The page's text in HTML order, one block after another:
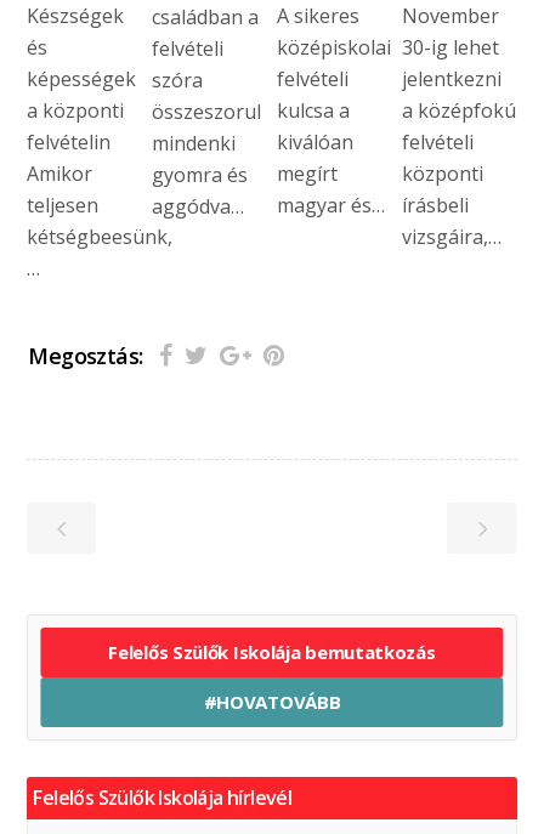
Készségek
és
képességek
a központi
felvételin
Amikor
teljesen
kétségbeesünk,
…
családban a
felvételi
szóra
összeszorul
mindenki
gyomra és
aggódva…
A sikeres
középiskolai
felvételi
kulcsa a
kiválóan
megírt
magyar és…
November
30-ig lehet
jelentkezni
a középfokú
felvételi
központi
írásbeli
vizsgáira,…
Megosztás:
Felelős Szülők Iskolája bemutatkozás
#HOVATOVÁBB
Felelős Szülők Iskolája hírlevél